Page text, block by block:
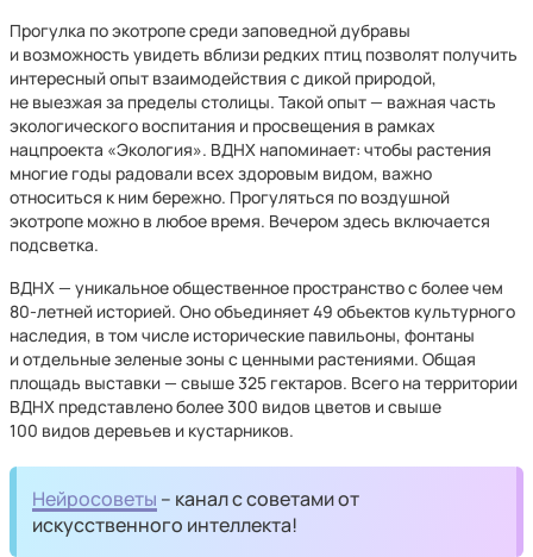
Прогулка по экотропе среди заповедной дубравы
и возможность увидеть вблизи редких птиц позволят получить
интересный опыт взаимодействия с дикой природой,
не выезжая за пределы столицы. Такой опыт — важная часть
экологического воспитания и просвещения в рамках
нацпроекта «Экология». ВДНХ напоминает: чтобы растения
многие годы радовали всех здоровым видом, важно
относиться к ним бережно. Прогуляться по воздушной
экотропе можно в любое время. Вечером здесь включается
подсветка.
ВДНХ — уникальное общественное пространство с более чем
80-летней историей. Оно объединяет 49 объектов культурного
наследия, в том числе исторические павильоны, фонтаны
и отдельные зеленые зоны с ценными растениями. Общая
площадь выставки — свыше 325 гектаров. Всего на территории
ВДНХ представлено более 300 видов цветов и свыше
100 видов деревьев и кустарников.
Нейросоветы – канал с советами от
искусственного интеллекта!